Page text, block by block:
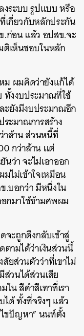
งระบบ รูปแบบ หรือ
เกี่ยวกับหลักประกัน
ก่อน แล้ว อปสข.จะ
เห็นชอบในหลัก
ผมคิดว่ายังแก้ได้
ทั้งงบประมาณที่ใช้
ยังมีงบประมาณอีก
ะมาณการสร้าง
าล้าน ส่วนหนี้ที่
กว่าล้าน แต่
ว่า จะไม่เอาออก
ไม่เข้าใจเหมือน
.บอกว่า มีหนึ่งใน
กมาใช้ข้ามศพผม
จะถูกดึงกลับเข้าสู่
ามได้ว่าเงินส่วนนี้
ยส่วนตัวว่าที่เขาไม่
ส่วนได้ส่วนเสีย
น สีดำสีเทาที่เรา
ได้ ทั้งที่จริงๆ แล้ว
ไขปัญหา” นนท์ตั้ง